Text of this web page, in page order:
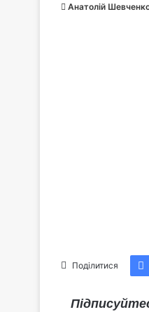
Анатолій
Поділитися